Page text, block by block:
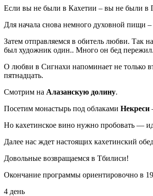
Если вы не были в Кахетии – вы не были в
Для начала снова немного духовной пищи ‒
Затем отправляемся в обитель любви. Так
был художник один.. Много он бед
О любви в Сигнахи напоминает не только
пятнадцать.
Смотрим на Алазанскую долину.
Посетим монастырь под облаками Некреси
Но кахетинское вино нужно пробовать —
Далее нас ждет настоящих кахетинский
Довольные возвращаемся в Тбилиси!
Окончание программы ориентировочно в
4 день